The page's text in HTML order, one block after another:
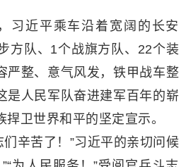
习近平乘车沿着宽阔的长安
方队、1个战旗方队、22个装
严整、意气风发，铁甲战车整
是人民军队奋进建军百年的崭
卫世界和平的坚定宣示。
们辛苦了！”习近平的亲切问候